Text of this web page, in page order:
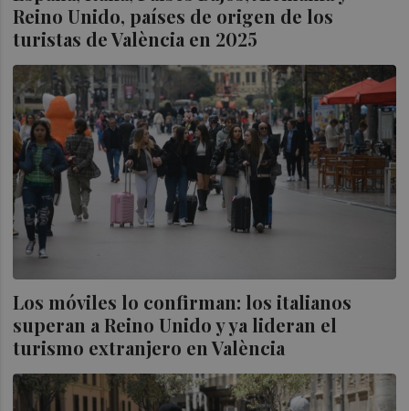
Reino Unido, países de origen de los
turistas de València en 2025
Los móviles lo confirman: los italianos
superan a Reino Unido y ya lideran el
turismo extranjero en València